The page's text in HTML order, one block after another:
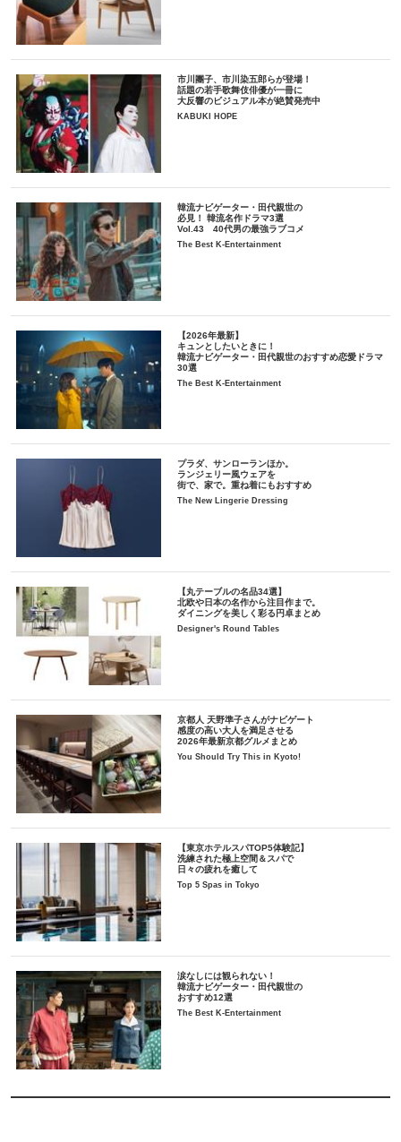
市川團子、市川染五郎らが登場！
話題の若手歌舞伎俳優が一冊に
大反響のビジュアル本が絶賛発売中
KABUKI HOPE
韓流ナビゲーター・田代親世の
必見！ 韓流名作ドラマ3選
Vol.43 40代男の最強ラブコメ
The Best K-Entertainment
【2026年最新】
キュンとしたいときに！
韓流ナビゲーター・田代親世のおすすめ恋愛ドラマ
30選
The Best K-Entertainment
プラダ、サンローランほか。
ランジェリー風ウェアを
街で、家で。重ね着にもおすすめ
The New Lingerie Dressing
【丸テーブルの名品34選】
北欧や日本の名作から注目作まで。
ダイニングを美しく彩る円卓まとめ
Designer's Round Tables
京都人 天野準子さんがナビゲート
感度の高い大人を満足させる
2026年最新京都グルメまとめ
You Should Try This in Kyoto!
【東京ホテルスパTOP5体験記】
洗練された極上空間＆スパで
日々の疲れを癒して
Top 5 Spas in Tokyo
涙なしには観られない！
韓流ナビゲーター・田代親世の
おすすめ12選
The Best K-Entertainment